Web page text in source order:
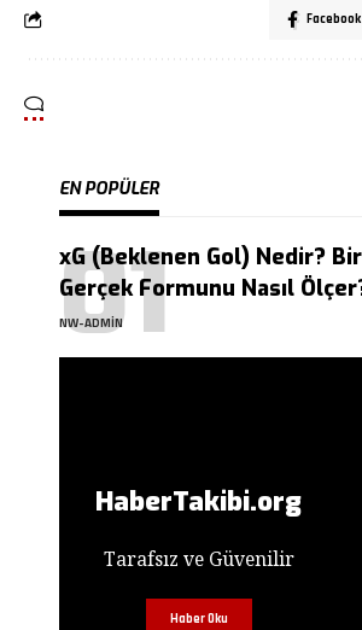
Facebook
EN POPÜLER
xG (Beklenen Gol) Nedir? Bir
Gerçek Formunu Nasıl
NW-ADMIN
HaberTakibi.org
Tarafsız ve Güvenilir
Haber Oku